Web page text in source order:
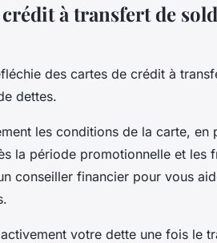
à transfert de
des cartes de crédit à
dettes.
les conditions de la carte, en
la période promotionnelle et les
conseiller financier pour vous
votre dette une fois le